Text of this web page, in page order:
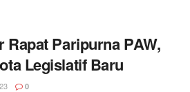
Rapat Paripurna PAW,
Legislatif Baru
0